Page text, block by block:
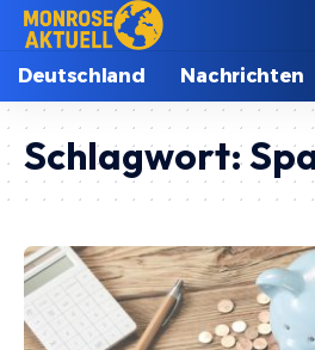
Deutschland Nachrichten
Schlagwort: